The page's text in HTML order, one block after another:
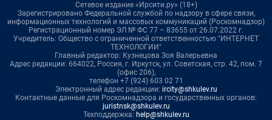
Сетевое издание «Ирсити.ру» (18+)
Зарегистрировано Федеральной службой по надзору в сфере связи,
информационных технологий и массовых коммуникаций (Роскомнадзор)
Регистрационный номер ЭЛ № ФС 77 – 83655 от 26.07.2022 г.
Учредитель: Общество с ограниченной ответственностью "ИНТЕРНЕТ
ТЕХНОЛОГИИ"
Главный редактор: Кузнецова Зоя Валерьевна
Адрес редакции: 664022, Россия, г. Иркутск, ул. Советская, стр. 42, пом. 7
(офис 206),
телефон +7 (924) 603 02 71
Электронный адрес редакции: ircity@shkulev.ru
Контактные данные для Роскомнадзора и государственных органов:
juristnsk@shkulev.ru
Техподдержка: help@shkulev.ru